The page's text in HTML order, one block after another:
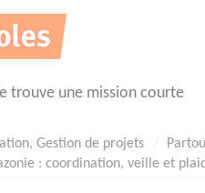
trouve une mission courte
Gestion de projets
: coordination, veille et